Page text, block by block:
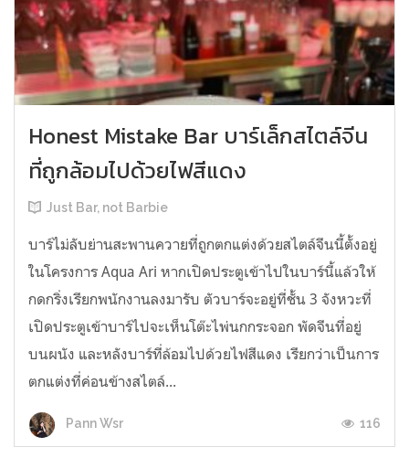
Honest Mistake Bar บาร์เล็กสไตล์จีน
ที่ถูกล้อมไปด้วยไฟสีแดง
Just Bar, not Barbie
บาร์ไม่ลับย่านสะพานควายที่ถูกตกแต่งด้วยสไตล์จีนนี้ตั้งอยู่
ในโครงการ Aqua Ari หากเปิดประตูเข้าไปในบาร์นี้แล้วให้
กดกริ่งเรียกพนักงานลงมารับ ตัวบาร์จะอยู่ที่ชั้น 3 จังหวะที่
เปิดประตูเข้าบาร์ไปจะเห็นโต๊ะไพ่นกกระจอก พัดจีนที่อยู่
บนผนัง และหลังบาร์ที่ล้อมไปด้วยไฟสีแดง เรียกว่าเป็นการ
ตกแต่งที่ค่อนข้างสไตล์...
Pann Wsr 116